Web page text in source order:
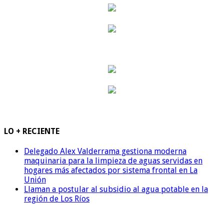
LO + RECIENTE
Delegado Alex Valderrama gestiona moderna
maquinaria para la limpieza de aguas servidas en
hogares más afectados por sistema frontal en La
Unión
Llaman a postular al subsidio al agua potable en la
región de Los Ríos